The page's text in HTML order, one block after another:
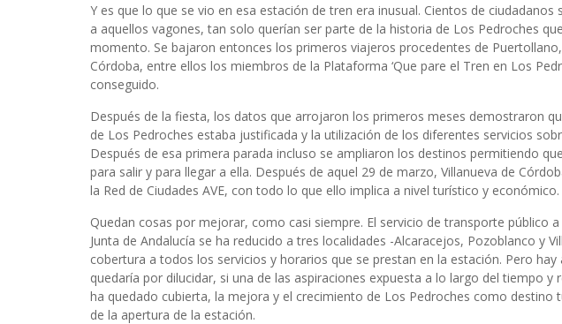
Y es que lo que se vio en esa estación de tren era inusual. Cientos de ciudadanos
a aquellos vagones, tan solo querían ser parte de la historia de Los Pedroches
momento. Se bajaron entonces los primeros viajeros procedentes de
Córdoba, entre ellos los miembros de la Plataforma ‘Que pare el Tren en Los
conseguido.
Después de la fiesta, los datos que arrojaron los primeros meses demostraron
de Los Pedroches estaba justificada y la utilización de los diferentes servicios
Después de esa primera parada incluso se ampliaron los destinos permitiendo
para salir y para llegar a ella. Después de aquel 29 de marzo, Villanueva de
la Red de Ciudades AVE, con todo lo que ello implica a nivel turístico y económico.
Quedan cosas por mejorar, como casi siempre. El servicio de transporte público
Junta de Andalucía se ha reducido a tres localidades -Alcaracejos, Pozoblanco y
cobertura a todos los servicios y horarios que se prestan en la estación. Pero
quedaría por dilucidar, si una de las aspiraciones expuesta a lo largo del tiempo y
ha quedado cubierta, la mejora y el crecimiento de Los Pedroches como destino
de la apertura de la estación.